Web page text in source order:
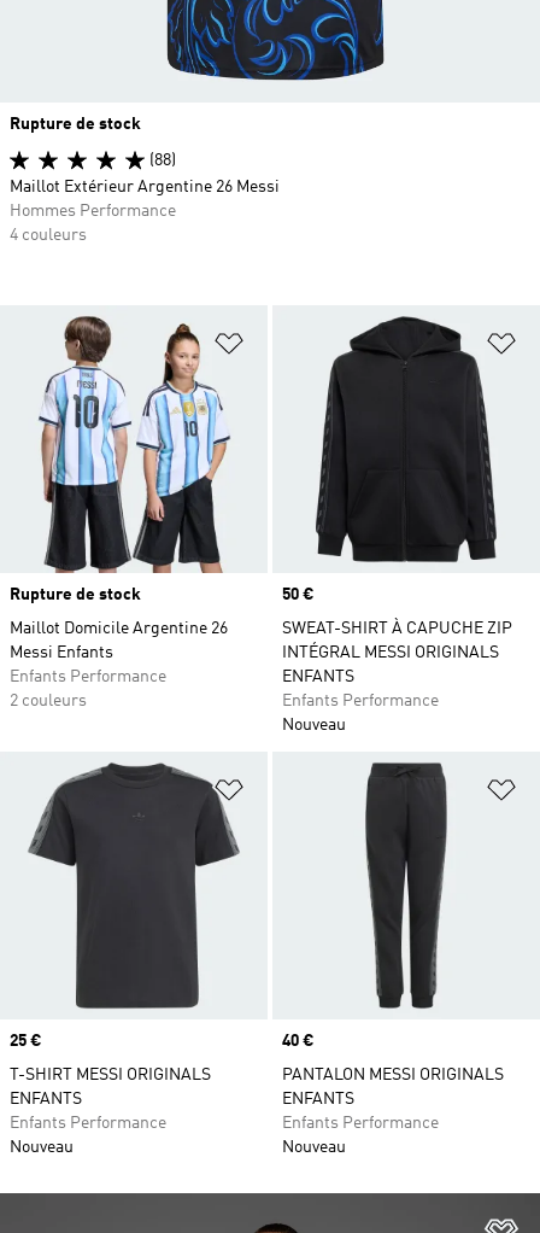
Ajouter à la Liste de produits
Rupture de stock
Maillot Domicile Argentine 26
Messi Enfants
Enfants Performance
2 couleurs
Prix
50 €
SWEAT-SHIRT À CAPUCHE ZIP
INTÉGRAL MESSI ORIGINALS
ENFANTS
Enfants Performance
Nouveau
Ajouter à la Liste de produits
Prix
25 €
T-SHIRT MESSI ORIGINALS
ENFANTS
Enfants Performance
Nouveau
Prix
40 €
PANTALON MESSI ORIGINALS
ENFANTS
Enfants Performance
Nouveau
Rupture de stock
(88)
Maillot Extérieur Argentine 26 Messi
Hommes Performance
4 couleurs